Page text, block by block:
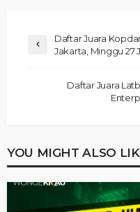
Daftar Juara
Jakarta, Minggu 27
Daftar Juara
YOU MIGHT ALSO